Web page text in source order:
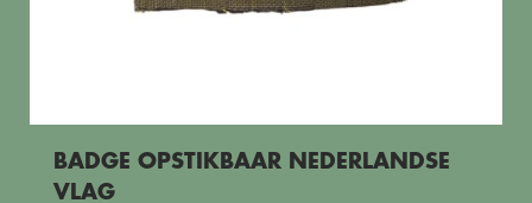
BADGE OPSTIKBAAR NEDERLANDSE
VLAG